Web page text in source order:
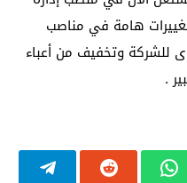
هامة في مناصب
للشركة وتخفيف من أعباء
.